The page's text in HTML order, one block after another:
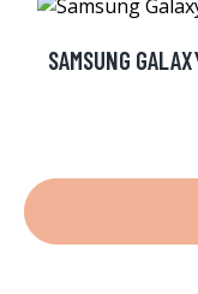
SAMSUNG